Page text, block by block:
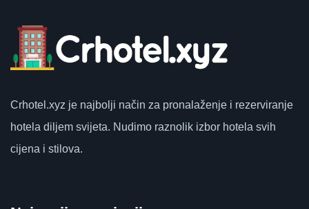
Crhotel.xyz je najbolji način za pronalaženje i rezerviranje
hotela diljem svijeta. Nudimo raznolik izbor hotela svih
cijena i stilova.